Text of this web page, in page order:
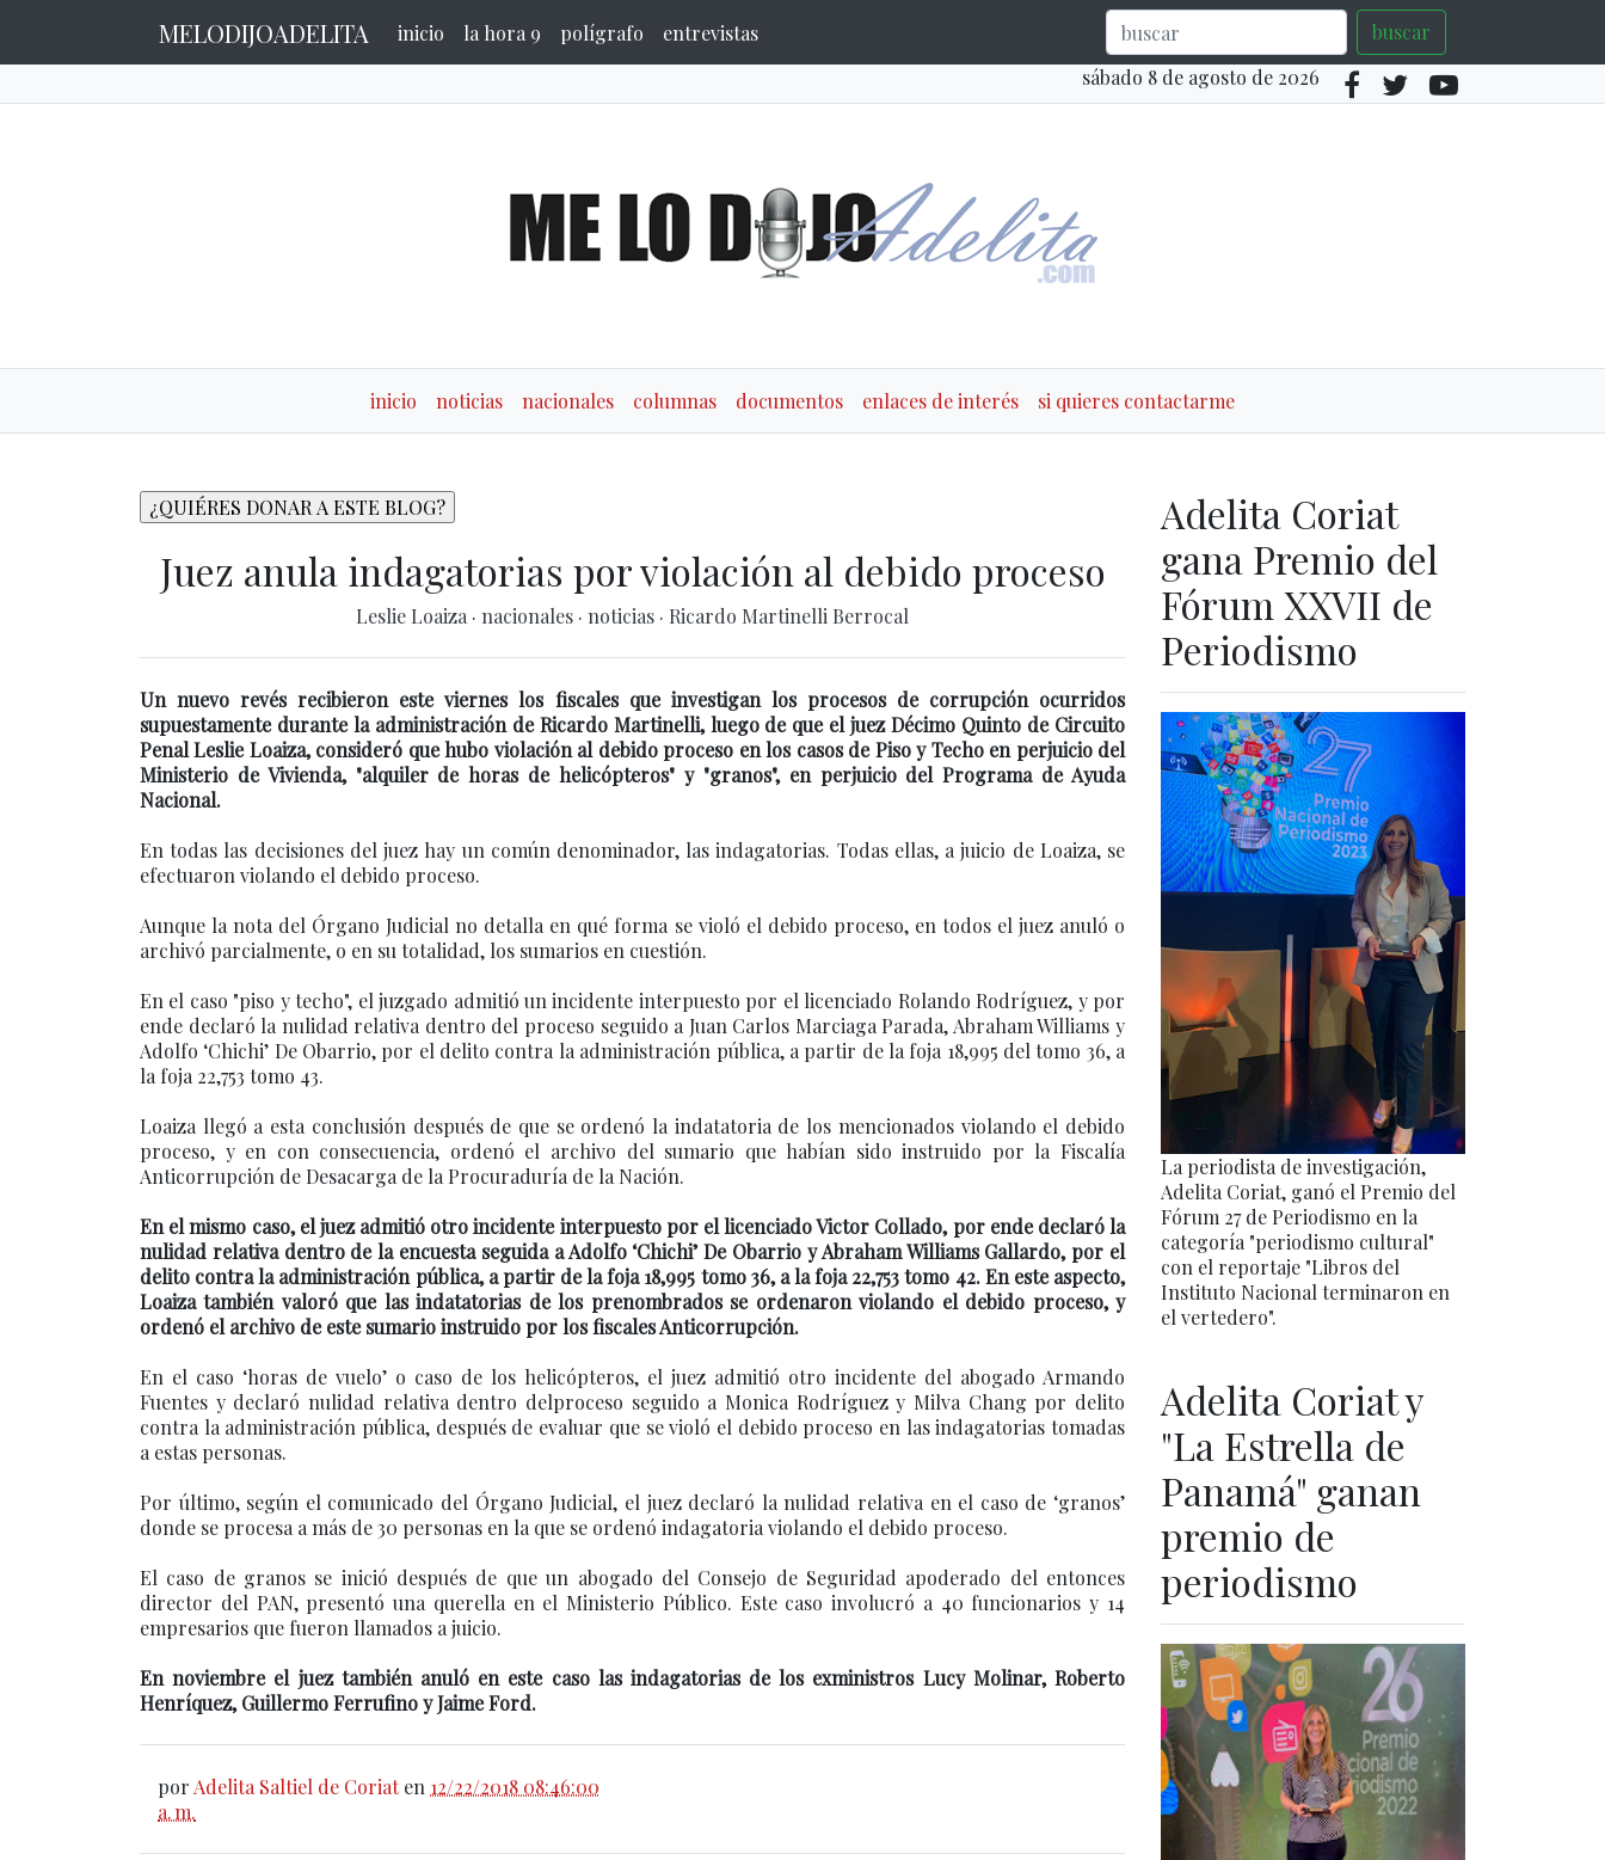
MELODIJOADELITA inicio la hora 9 polígrafo entrevistas
buscar
sábado 8 de agosto de 2026
inicio noticias nacionales columnas documentos enlaces de interés si quieres contactarme
Juez anula indagatorias por violación al debido proceso
Leslie Loaiza · nacionales · noticias · Ricardo Martinelli Berrocal
Un nuevo revés recibieron este viernes los fiscales que investigan los procesos de corrupción ocurridos
supuestamente durante la administración de Ricardo Martinelli, luego de que el juez Décimo Quinto de Circuito
Penal Leslie Loaiza, consideró que hubo violación al debido proceso en los casos de Piso y Techo en perjuicio del
Ministerio de Vivienda, "alquiler de horas de helicópteros" y "granos", en perjuicio del Programa de Ayuda
Nacional.
En todas las decisiones del juez hay un común denominador, las indagatorias. Todas ellas, a juicio de Loaiza, se
efectuaron violando el debido proceso.
Aunque la nota del Órgano Judicial no detalla en qué forma se violó el debido proceso, en todos el juez anuló o
archivó parcialmente, o en su totalidad, los sumarios en cuestión.
En el caso "piso y techo", el juzgado admitió un incidente interpuesto por el licenciado Rolando Rodríguez, y por
ende declaró la nulidad relativa dentro del proceso seguido a Juan Carlos Marciaga Parada, Abraham Williams y
Adolfo ‘Chichi’ De Obarrio, por el delito contra la administración pública, a partir de la foja 18,995 del tomo 36, a
la foja 22,753 tomo 43.
Loaiza llegó a esta conclusión después de que se ordenó la indatatoria de los mencionados violando el debido
proceso, y en con consecuencia, ordenó el archivo del sumario que habían sido instruido por la Fiscalía
Anticorrupción de Desacarga de la Procuraduría de la Nación.
En el mismo caso, el juez admitió otro incidente interpuesto por el licenciado Victor Collado, por ende declaró la
nulidad relativa dentro de la encuesta seguida a Adolfo ‘Chichi’ De Obarrio y Abraham Williams Gallardo, por el
delito contra la administración pública, a partir de la foja 18,995 tomo 36, a la foja 22,753 tomo 42. En este aspecto,
Loaiza también valoró que las indatatorias de los prenombrados se ordenaron violando el debido proceso, y
ordenó el archivo de este sumario instruido por los fiscales Anticorrupción.
En el caso ‘horas de vuelo’ o caso de los helicópteros, el juez admitió otro incidente del abogado Armando
Fuentes y declaró nulidad relativa dentro delproceso seguido a Monica Rodríguez y Milva Chang por delito
contra la administración pública, después de evaluar que se violó el debido proceso en las indagatorias tomadas
a estas personas.
Por último, según el comunicado del Órgano Judicial, el juez declaró la nulidad relativa en el caso de ‘granos’
donde se procesa a más de 30 personas en la que se ordenó indagatoria violando el debido proceso.
El caso de granos se inició después de que un abogado del Consejo de Seguridad apoderado del entonces
director del PAN, presentó una querella en el Ministerio Público. Este caso involucró a 40 funcionarios y 14
empresarios que fueron llamados a juicio.
En noviembre el juez también anuló en este caso las indagatorias de los exministros Lucy Molinar, Roberto
Henríquez, Guillermo Ferrufino y Jaime Ford.
por Adelita Saltiel de Coriat en 12/22/2018 08:46:00
a. m.
Adelita Coriat
gana Premio del
Fórum XXVII de
Periodismo
La periodista de investigación,
Adelita Coriat, ganó el Premio del
Fórum 27 de Periodismo en la
categoría "periodismo cultural"
con el reportaje "Libros del
Instituto Nacional terminaron en
el vertedero".
Adelita Coriat y
"La Estrella de
Panamá" ganan
premio de
periodismo